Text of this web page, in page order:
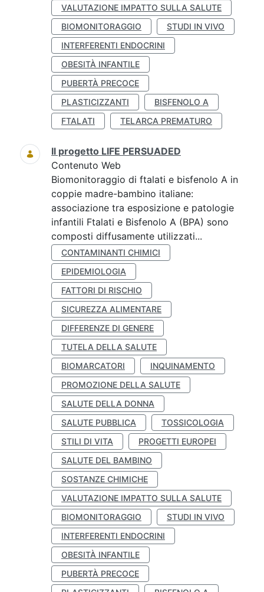
VALUTAZIONE IMPATTO SULLA SALUTE
BIOMONITORAGGIO
STUDI IN VIVO
INTERFERENTI ENDOCRINI
OBESITÀ INFANTILE
PUBERTÀ PRECOCE
PLASTICIZZANTI
BISFENOLO A
FTALATI
TELARCA PREMATURO
Il progetto LIFE PERSUADED
Contenuto Web
Biomonitoraggio di ftalati e bisfenolo A in
coppie madre-bambino italiane:
associazione tra esposizione e patologie
infantili Ftalati e Bisfenolo A (BPA) sono
composti diffusamente utilizzati...
CONTAMINANTI CHIMICI
EPIDEMIOLOGIA
FATTORI DI RISCHIO
SICUREZZA ALIMENTARE
DIFFERENZE DI GENERE
TUTELA DELLA SALUTE
BIOMARCATORI
INQUINAMENTO
PROMOZIONE DELLA SALUTE
SALUTE DELLA DONNA
SALUTE PUBBLICA
TOSSICOLOGIA
STILI DI VITA
PROGETTI EUROPEI
SALUTE DEL BAMBINO
SOSTANZE CHIMICHE
VALUTAZIONE IMPATTO SULLA SALUTE
BIOMONITORAGGIO
STUDI IN VIVO
INTERFERENTI ENDOCRINI
OBESITÀ INFANTILE
PUBERTÀ PRECOCE